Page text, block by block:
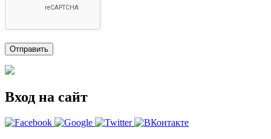
Вход на сайт